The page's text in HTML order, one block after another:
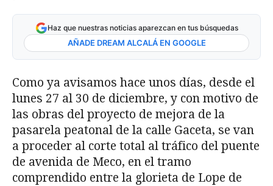
Haz que nuestras noticias aparezcan en tus búsquedas
AÑADE DREAM ALCALÁ EN GOOGLE
Como ya avisamos hace unos días, desde el
lunes 27 al 30 de diciembre, y con motivo de
las obras del proyecto de mejora de la
pasarela peatonal de la calle Gaceta, se van
a proceder al corte total al tráfico del puente
de avenida de Meco, en el tramo
comprendido entre la glorieta de Lope de